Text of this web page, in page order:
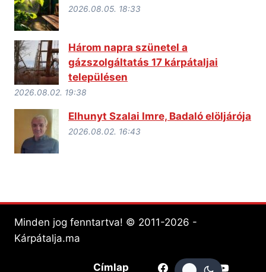
2026.08.05. 18:33
Három napra szünetel a
gázszolgáltatás 17 kárpátaljai
településen
2026.08.02. 19:38
Elhunyt Szalai Imre, Badaló elöljárója
2026.08.02. 16:43
Minden jog fenntartva! © 2011-2026 -
Kárpátalja.ma
Címlap